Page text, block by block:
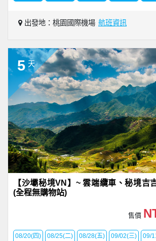
出發地：桃園國際機場 航班資訊
5 天
【沙壩秘境VN】~ 雲端纜車、秘境吉
(全程無購物站)
售價
08/20(四)
08/25(二)
08/28(五)
09/02(三)
09/